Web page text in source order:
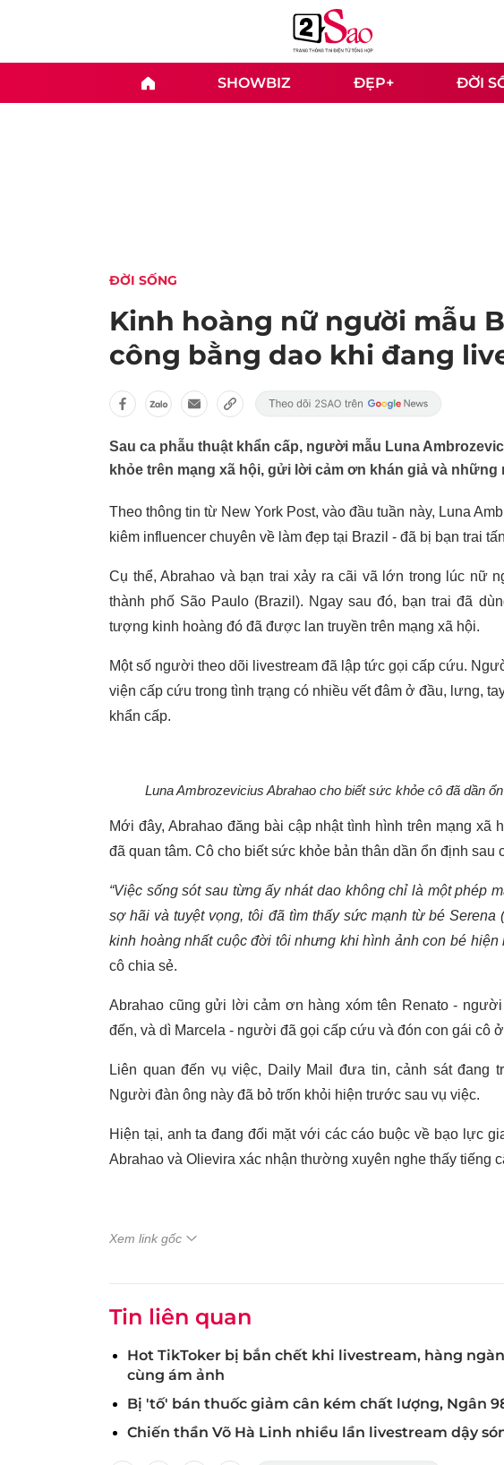
SHOWBIZ ĐẸP+ ĐỜI
ĐỜI SỐNG
Kinh hoàng nữ người mẫu
công bằng dao khi đang
Sau ca phẫu thuật khẩn cấp, người mẫu Luna
khỏe trên mạng xã hội, gửi lời cảm ơn khán giả và
Theo thông tin từ New York Post, vào đầu tuần này, Luna
kiêm influencer chuyên về làm đẹp tại Brazil - đã bị bạn trai
Cụ thể, Abrahao và bạn trai xảy ra cãi vã lớn trong lúc nữ
thành phố São Paulo (Brazil). Ngay sau đó, bạn trai đã
tượng kinh hoàng đó đã được lan truyền trên mạng xã hội.
Một số người theo dõi livestream đã lập tức gọi cấp cứu.
viện cấp cứu trong tình trạng có nhiều vết đâm ở đầu, lưng,
khẩn cấp.
Luna Ambrozevicius Abrahao cho biết sức khỏe cô đã dần
Mới đây, Abrahao đăng bài cập nhật tình hình trên mạng
đã quan tâm. Cô cho biết sức khỏe bản thân dần ổn định sau
“Việc sống sót sau từng ấy nhát dao không chỉ là một phép
sợ hãi và tuyệt vọng, tôi đã tìm thấy sức mạnh từ bé
kinh hoàng nhất cuộc đời tôi nhưng khi hình ảnh con bé
cô chia sẻ.
Abrahao cũng gửi lời cảm ơn hàng xóm tên Renato -
đến, và dì Marcela - người đã gọi cấp cứu và đón con gái cô
Liên quan đến vụ việc, Daily Mail đưa tin, cảnh sát đang
Người đàn ông này đã bỏ trốn khỏi hiện trước sau vụ việc.
Hiện tại, anh ta đang đối mặt với các cáo buộc về bạo lực
Abrahao và Olievira xác nhận thường xuyên nghe thấy tiếng
Xem link gốc
Tin liên quan
Hot TikToker bị bắn chết khi livestream, hàng
cùng ám ảnh
Bị 'tố' bán thuốc giảm cân kém chất lượng, Ngân
Chiến thần Võ Hà Linh nhiều lần livestream dậy